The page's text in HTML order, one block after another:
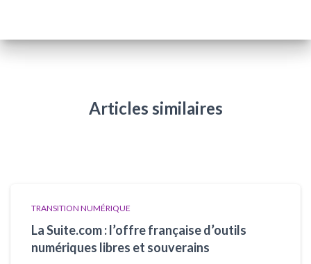
Articles similaires
TRANSITION NUMÉRIQUE
La Suite.com : l’offre française d’outils
numériques libres et souverains